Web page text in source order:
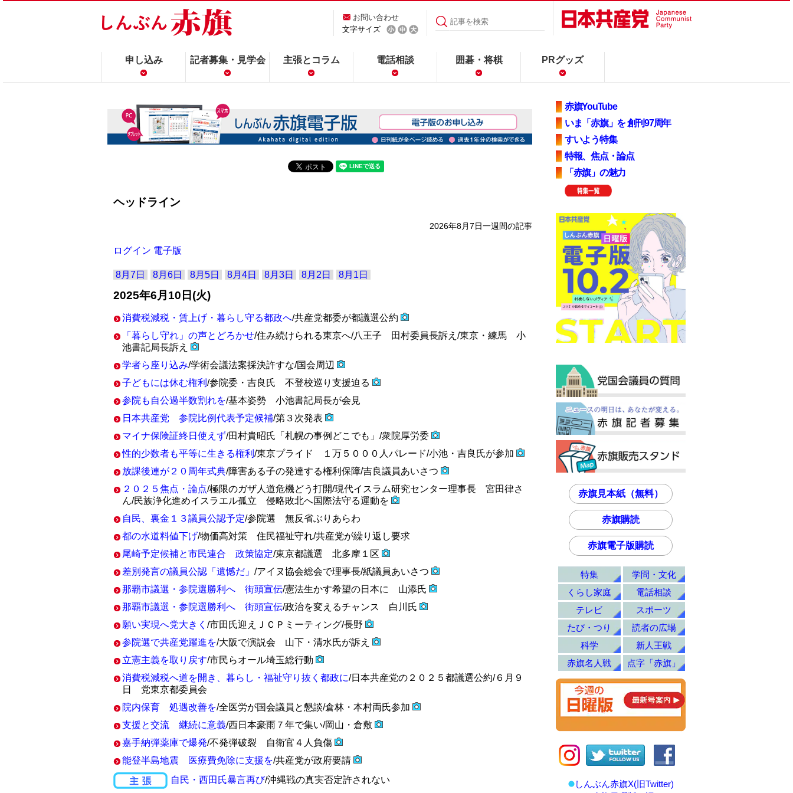
お問い合わせ
文字サイズ
申し込み 記者募集・見学会 主張とコラム 電話相談 囲碁・将棋 PRグッズ
ヘッドライン
2026年8月7日一週間の記事
ログイン 電子版
8月7日 8月6日 8月5日 8月4日 8月3日 8月2日 8月1日
2025年6月10日(火)
消費税減税・賃上げ・暮らし守る都政へ/共産党都委が都議選公約
「暮らし守れ」の声とどろかせ/住み続けられる東京へ/八王子 田村委員長訴え/東京・練馬 小
池書記局長訴え
学者ら座り込み/学術会議法案採決許すな/国会周辺
子どもには休む権利 /参院委・吉良氏 不登校巡り支援迫る
参院も自公過半数割れを/基本姿勢 小池書記局長が会見
日本共産党 参院比例代表予定候補/第３次発表
マイナ保険証終日使えず/田村貴昭氏「札幌の事例どこでも」/衆院厚労委
性的少数者も平等に生きる権利 /東京プライド １万５０００人パレード/小池・吉良氏が参加
放課後連が２０周年式典/障害ある子の発達する権利保障/吉良議員あいさつ
２０２５焦点・論点/極限のガザ人道危機どう打開/現代イスラム研究センター理事長 宮田律さ
ん/民族浄化進めイスラエル孤立 侵略敗北へ国際法守る運動を
自民、裏金１３議員公認予定/参院選 無反省ぶりあらわ
都の水道料値下げ/物価高対策 住民福祉守れ/共産党が繰り返し要求
尾崎予定候補と市民連合 政策協定/東京都議選 北多摩１区
差別発言の議員公認「遺憾だ」 /アイヌ協会総会で理事長/紙議員あいさつ
那覇市議選・参院選勝利へ 街頭宣伝/憲法生かす希望の日本に 山添氏
那覇市議選・参院選勝利へ 街頭宣伝/政治を変えるチャンス 白川氏
願い実現へ党大きく /市田氏迎えＪＣＰミーティング/長野
参院選で共産党躍進を/大阪で演説会 山下・清水氏が訴え
立憲主義を取り戻す/市民らオール埼玉総行動
消費税減税へ道を開き、暮らし・福祉守り抜く都政に/日本共産党の２０２５都議選公約/６月９
日 党東京都委員会
院内保育 処遇改善を/全医労が国会議員と懇談/倉林・本村両氏参加
支援と交流 継続に意義/西日本豪雨７年で集い/岡山・倉敷
嘉手納弾薬庫で爆発/不発弾破裂 自衛官４人負傷
能登半島地震 医療費免除に支援を/共産党が政府要請
自民・西田氏暴言再び/沖縄戦の真実否定許されない
赤旗YouTube
いま「赤旗」を 創刊97周年
すいよう特集
特報、焦点・論点
「赤旗」の魅力
赤旗見本紙（無料）
赤旗購読
赤旗電子版購読
特集
学問・文化
くらし家庭
電話相談
テレビ
スポーツ
たび・つり
読者の広場
科学
新人王戦
赤旗名人戦
点字「赤旗」
しんぶん赤旗X(旧Twitter)